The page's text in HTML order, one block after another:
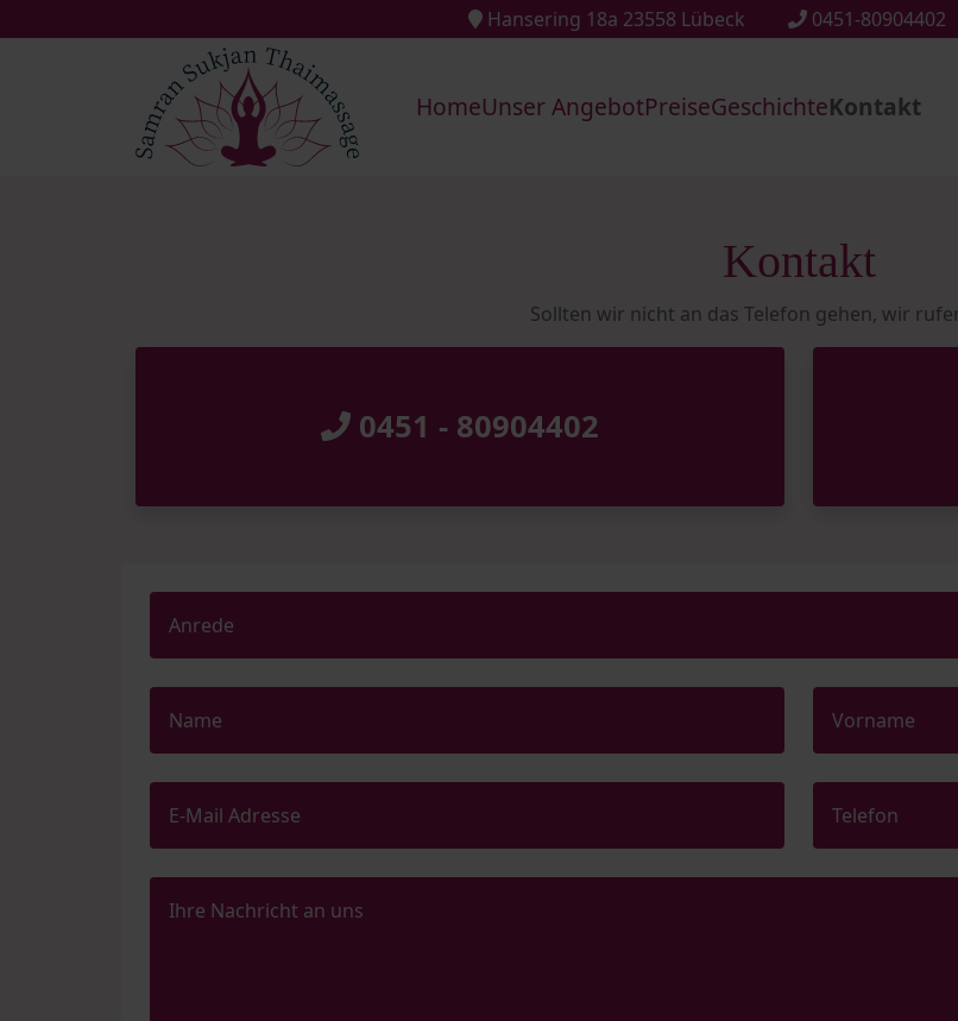
Hansering 18a 23558 Lübeck 0451-80904402
HomeUnser AngebotPreiseGeschichteKontakt
Kontakt
Sollten wir nicht an das Telefon gehen, wir
0451 - 80904402